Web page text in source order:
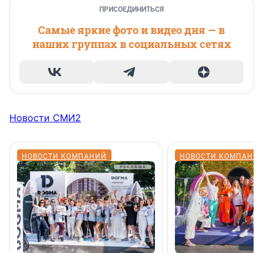
ПРИСОЕДИНИТЬСЯ
Самые яркие фото и видео дня — в
наших группах в социальных сетях
Новости СМИ2
НОВОСТИ КОМПАНИЙ НОВОСТИ